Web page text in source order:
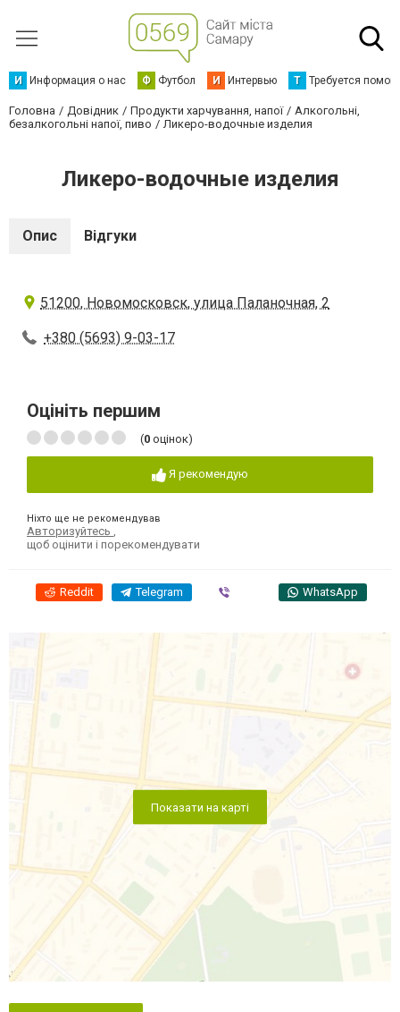
И Информация о нас Ф Футбол И Интервью Т Требуется
Головна Довідник Продукти харчування, напої
Алкогольні,
безалкогольні напої, пиво
Ликеро-водочные изделия
Ликеро-водочные изделия
Опис Відгуки
51200, Новомосковск, улица Паланочная, 2
+380 (5693) 9-03-17
Оцініть першим
(0 оцінок)
Я рекомендую
Ніхто ще не рекомендував
Авторизуйтесь
щоб оцінити і порекомендувати
Reddit Telegram WhatsApp
Показати на карті